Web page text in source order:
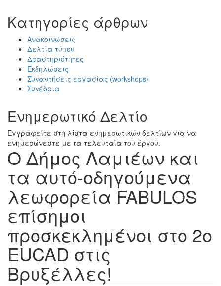
Κατηγορίες άρθρων
Ανακοινώσεις
Δελτία τύπου
Δραστηριότητες
Εκδηλώσεις
Συναντήσεις εργασίας (workshops)
Συνέδρια
Ενημερωτικό Δελτίο
Εγγραφείτε στη λίστα ενημερωτικών δελτίων για να
ενημερώνεστε με τα τελευταία του έργου.
Ο Δήμος Λαμιέων και
τα αυτό-οδηγούμενα
λεωφορεία FABULOS
επίσημοι
προσκεκλημένοι στο 2ο
EUCAD στις
Βρυξέλλες!